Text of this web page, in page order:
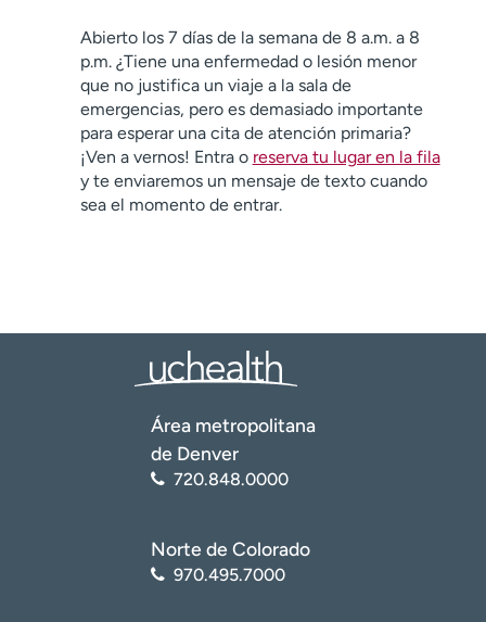
Abierto los 7 días de la semana de 8 a.m. a 8
p.m. ¿Tiene una enfermedad o lesión menor
que no justifica un viaje a la sala de
emergencias, pero es demasiado importante
para esperar una cita de atención primaria?
¡Ven a vernos! Entra o reserva tu lugar en la fila
y te enviaremos un mensaje de texto cuando
sea el momento de entrar.
Área metropolitana
de Denver
720.848.0000
Norte de Colorado
970.495.7000